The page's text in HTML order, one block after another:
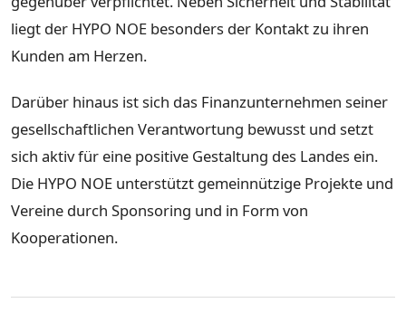
liegt der HYPO NOE besonders der Kontakt zu ihren
Kunden am Herzen.
Darüber hinaus ist sich das Finanzunternehmen seiner
gesellschaftlichen Verantwortung bewusst und setzt
sich aktiv für eine positive Gestaltung des Landes ein.
Die HYPO NOE unterstützt gemeinnützige Projekte und
Vereine durch Sponsoring und in Form von
Kooperationen.